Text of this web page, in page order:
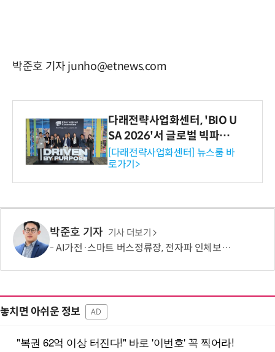
박준호 기자 junho@etnews.com
다래전략사업화센터, 'BIO U
SA 2026'서 글로벌 빅파마
와의 비즈니스 미팅 지원…K
-바이오 해외 진출 교두보 확
보
[다래전략사업화센터] 뉴스룸 바
로가기>
박준호 기자 기사 더보기
AI가전·스마트 버스정류장, 전자파 인체보호기준 충족
놓치면 아쉬운 정보 AD